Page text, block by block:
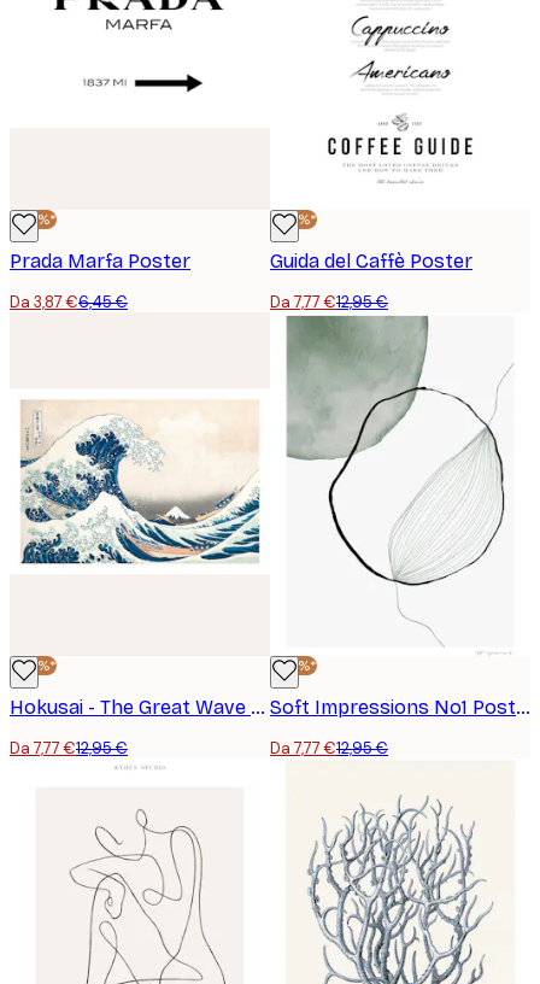
-40%*
Prada Marfa Poster
Da 3,87 €6,45 €
-40%*
Guida del Caffè Poster
Da 7,77 €12,95 €
-40%*
Hokusai - The Great Wave Landscape Poster
Da 7,77 €12,95 €
-40%*
Soft Impressions No1 Poster
Da 7,77 €12,95 €